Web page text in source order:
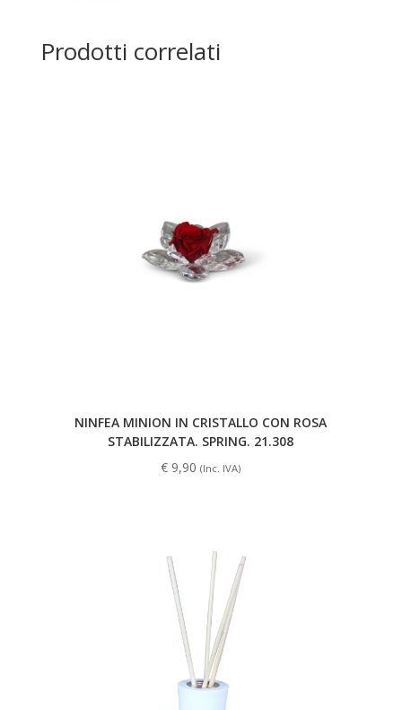
Prodotti correlati
NINFEA MINION IN CRISTALLO CON ROSA
STABILIZZATA. SPRING. 21.308
€ 9,90 (Inc. IVA)